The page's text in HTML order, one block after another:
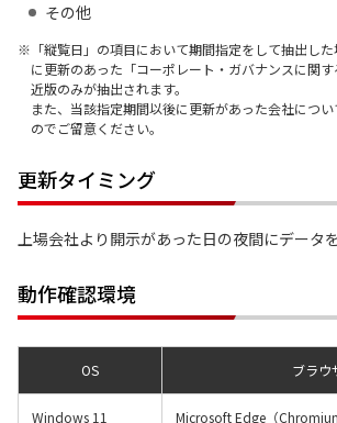
その他
「縦覧日」の項目において期間指定をして抽出し
に更新のあった「コーポレート・ガバナンスに関
近版のみが抽出されます。
また、当該指定期間以後に更新があった会社につ
のでご留意ください。
更新タイミング
上場会社より開示があった日の夜間にデータ
動作確認環境
OS ブラウ
Windows 11 Microsoft Edge（